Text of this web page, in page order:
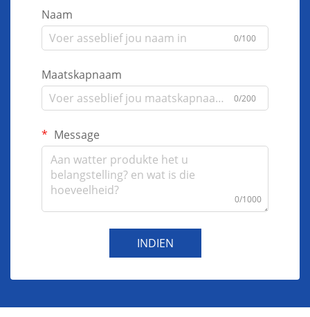
Naam
0/100
Maatskapnaam
0/200
Message
0/1000
INDIEN